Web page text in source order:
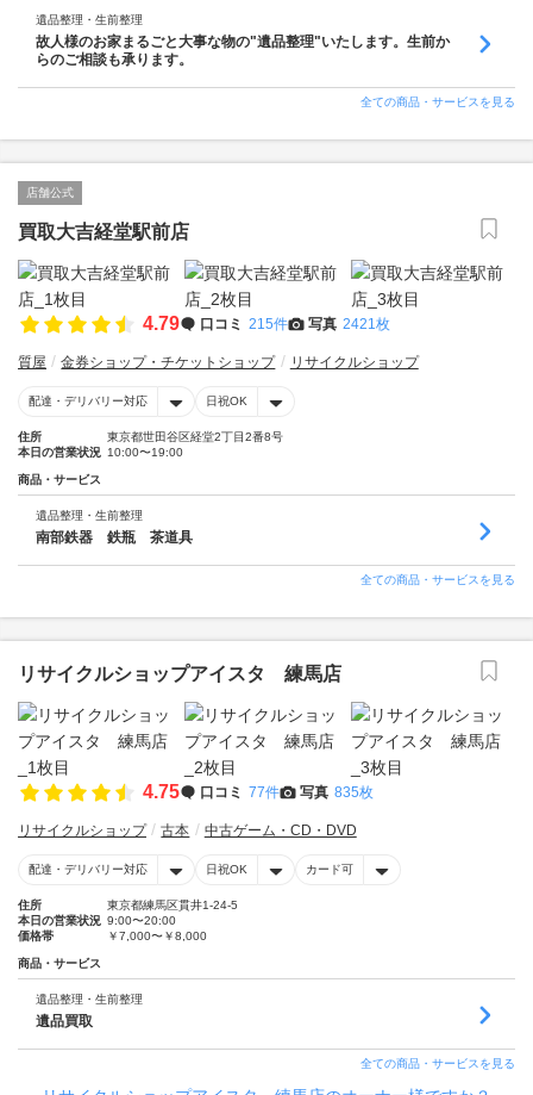
遺品整理・生前整理
故人様のお家まるごと大事な物の"遺品整理"いたします。生前か
らのご相談も承ります。
全ての商品・サービスを見る
店舗公式
買取大吉経堂駅前店
4.79 口コミ 215件 写真 2421枚
質屋 金券ショップ・チケットショップ リサイクルショップ
配達・デリバリー対応 日祝OK
住所
東京都世田谷区経堂2丁目2番8号
本日の営業状況 10:00〜19:00
商品・サービス
遺品整理・生前整理
南部鉄器 鉄瓶 茶道具
全ての商品・サービスを見る
リサイクルショップアイスタ 練馬店
4.75 口コミ 77件 写真 835枚
リサイクルショップ 古本 中古ゲーム・CD・DVD
配達・デリバリー対応 日祝OK カード可
住所
東京都練馬区貫井1-24-5
本日の営業状況 9:00〜20:00
価格帯
￥7,000〜￥8,000
商品・サービス
遺品整理・生前整理
遺品買取
全ての商品・サービスを見る